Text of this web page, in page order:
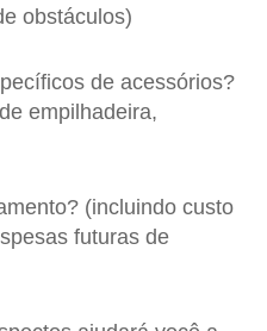
obstáculos)
de acessórios?
empilhadeira,
(incluindo custo
futuras de